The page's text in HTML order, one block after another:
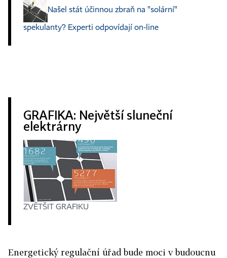
Našel stát účinnou zbraň na "solární"
spekulanty? Experti odpovídají on-line
GRAFIKA: Největší sluneční
elektrárny
ZVĚTŠIT GRAFIKU
Energetický regulační úřad bude moci v budoucnu